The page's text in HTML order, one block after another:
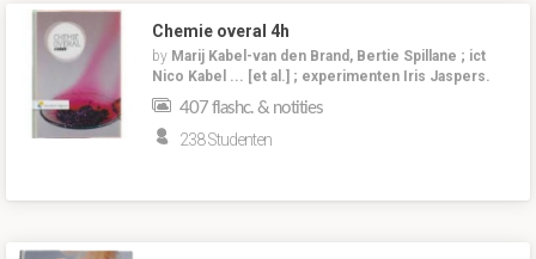
Chemie overal 4h
by Marij Kabel-van den Brand, Bertie Spillane ; ict
Nico Kabel ... [et al.] ; experimenten Iris Jaspers.
407 flashc. & notities
238 Studenten